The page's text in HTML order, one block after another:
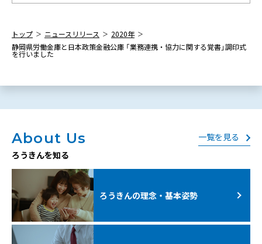
トップ ニュースリリース
2020年
静岡県労働金庫と日本政策金融公庫 「業務連携・協力に関する覚書」調印式
を行いました
About Us
ろうきんを知る
一覧を見る
ろうきんの理念・基本姿勢